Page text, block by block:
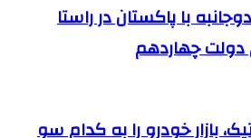
با پاکستان در راستا
چهاردهم
بازار خودرو را به کدام سو